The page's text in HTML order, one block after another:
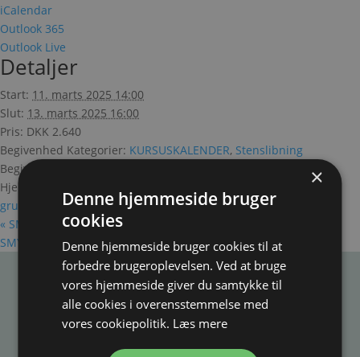
iCalendar
Outlook 365
Outlook Live
Detaljer
Start: 11. marts 2025 14:00
Slut: 13. marts 2025 16:00
Pris: DKK 2.640
Begivenhed Kategorier: KURSUSKALENDER, Stenslibning
Begivenhed Tags:
Hjemmeside:
https://smykkekursus.dk/kursus/smykkekursus-
grundlaeggende-stenslibning-11-03-13-03-2025/
« SMYKKEKURSUS | STØB I SAND & SEPIA
SMYKKEKURSUS | ART CLAY KREATIVT SMYKKEDESIGN
Tilmeld dig vores nyhedsbrev
×
Denne hjemmeside bruger
cookies
Denne hjemmeside bruger cookies til at
forbedre brugeroplevelsen. Ved at bruge
vores hjemmeside giver du samtykke til
alle cookies i overensstemmelse med
vores cookiepolitik. Læs mere